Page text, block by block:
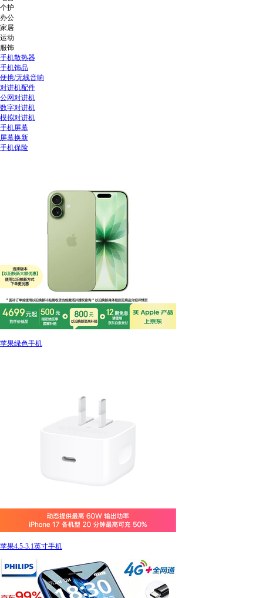
个护
办公
家居
运动
服饰
手机散热器
手机饰品
便携/无线音响
对讲机配件
公网对讲机
数字对讲机
模拟对讲机
手机屏幕
屏幕换新
手机保险
苹果绿色手机
苹果4.5-3.1英寸手机